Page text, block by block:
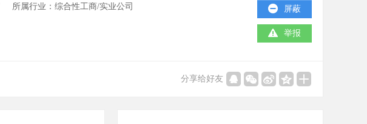
所属行业：综合性工商/实业公司 屏蔽
举报
分享给好友